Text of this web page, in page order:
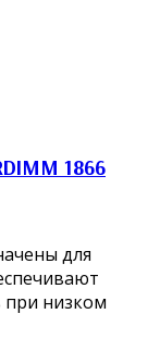
1866
для
при низком